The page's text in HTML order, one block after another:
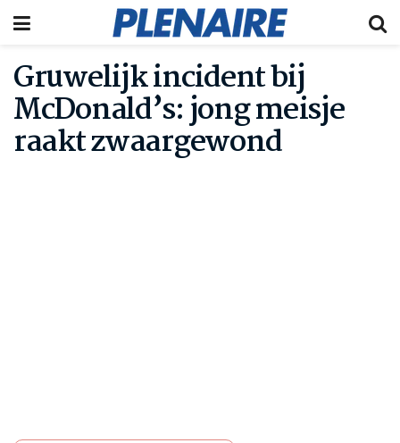
Gruwelijk incident bij
McDonald’s: jong meisje
raakt zwaargewond